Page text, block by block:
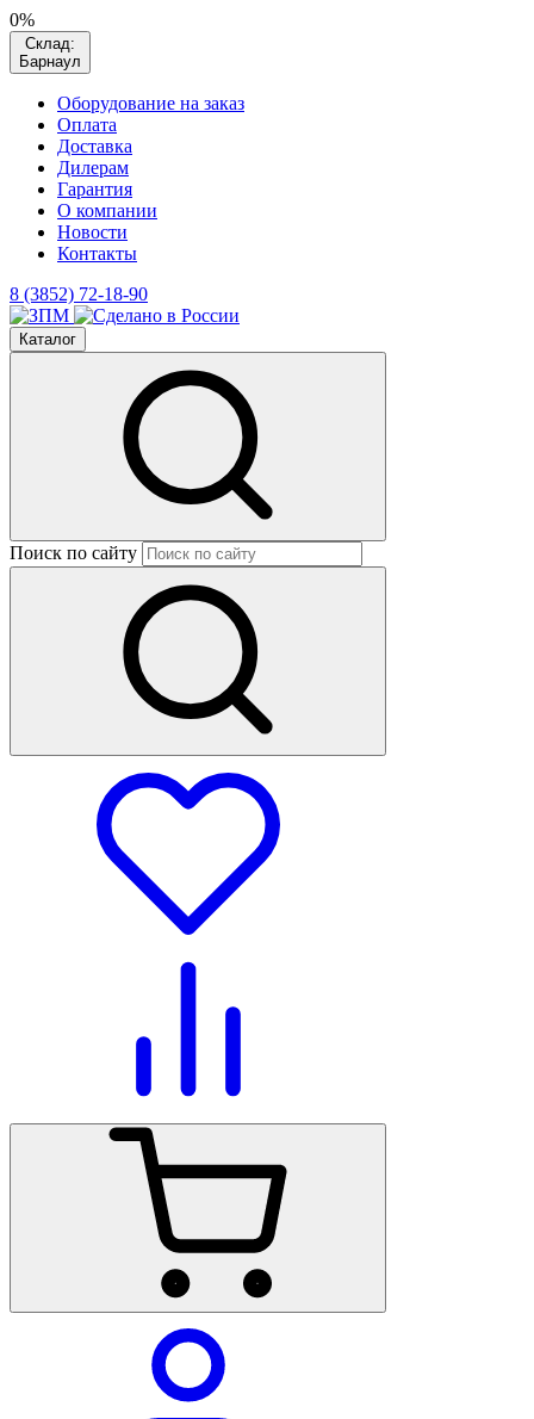
0%
Склад:
Барнаул
Оборудование на заказ
Оплата
Доставка
Дилерам
Гарантия
О компании
Новости
Контакты
8 (3852) 72-18-90
Каталог
Поиск по сайту